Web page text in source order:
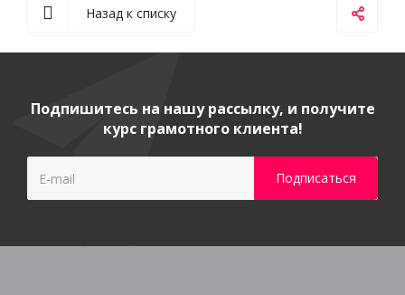
Назад к списку
Подпишитесь на нашу рассылку, и получите
курс грамотного клиента!